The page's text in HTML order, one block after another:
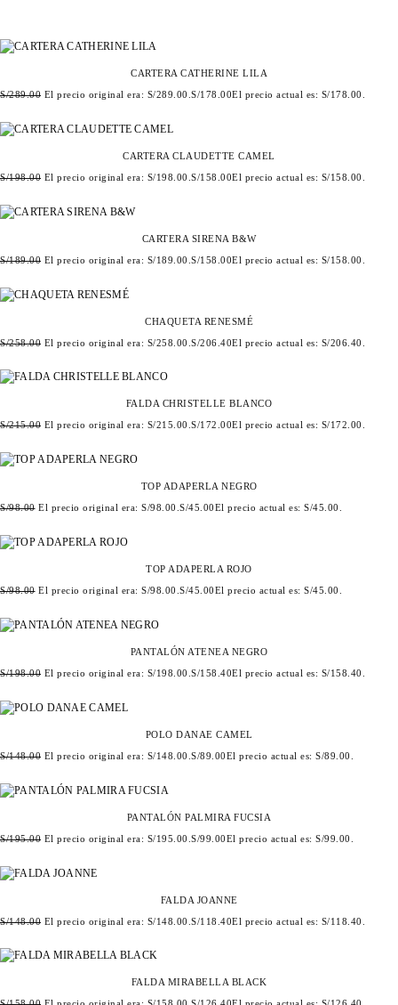
CARTERA CATHERINE LILA
S/289.00 El precio original era: S/289.00. S/178.00El precio actual es: S/178.00.
CARTERA CLAUDETTE CAMEL
S/198.00 El precio original era: S/198.00. S/158.00El precio actual es: S/158.00.
CARTERA SIRENA B&W
S/189.00 El precio original era: S/189.00. S/158.00El precio actual es: S/158.00.
CHAQUETA RENESMÉ
S/258.00 El precio original era: S/258.00. S/206.40El precio actual es: S/206.40.
FALDA CHRISTELLE BLANCO
S/215.00 El precio original era: S/215.00.S/172.00El precio actual es: S/172.00.
TOP ADAPERLA NEGRO
S/98.00 El precio original era: S/98.00.S/45.00El precio actual es: S/45.00.
TOP ADAPERLA ROJO
S/98.00 El precio original era: S/98.00. S/45.00El precio actual es: S/45.00.
PANTALÓN ATENEA NEGRO
S/198.00 El precio original era: S/198.00. S/158.40El precio actual es: S/158.40.
POLO DANAE CAMEL
S/148.00 El precio original era: S/148.00. S/89.00El precio actual es: S/89.00.
PANTALÓN PALMIRA FUCSIA
S/195.00 El precio original era: S/195.00. S/99.00El precio actual es: S/99.00.
FALDA JOANNE
S/148.00 El precio original era: S/148.00. S/118.40El precio actual es: S/118.40.
FALDA MIRABELLA BLACK